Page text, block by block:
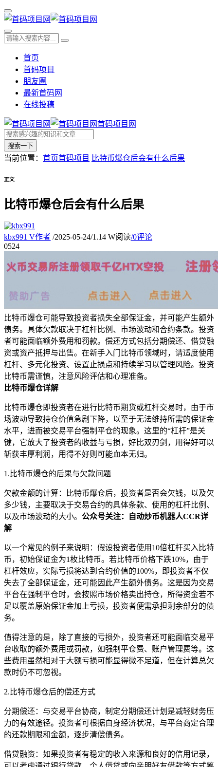
首页
首码项目
朋友圈
最新首码网
在线投稿
首码项目网
搜索一下
当前位置： 首页首码项目 比特币爆仓后会有什么后果
正文
比特币爆仓后会有什么后果
kbx991 V作者 /2025-05-24/1.14 W阅读/0评论
0524
比特币爆仓可能导致投资者损失全部保证金，并可能产生额外
债务。具体欠款取决于杠杆比例、市场波动和合约条款。投资
者可能面临额外费用和罚款。偿还方式包括分期偿还、借贷融
资或资产抵押与出售。在新手入门比特币领域时，请适度使用
杠杆、多元化投资、设置止损点和持续学习以管理风险。投资
比特币需谨慎，注意风险评估和心理准备。
比特币爆仓详解
比特币爆仓即投资者在进行比特币期货或杠杆交易时，由于市
场波动导致持仓价值急剧下降，以至于无法维持所需的保证金
水平，进而被交易平台强制平仓的现象。这里的“杠杆”是关
键，它放大了投资者的收益与亏损，好比双刃剑，用得好可以
斩获丰厚利润，用得不好则可能血本无归。
1.比特币爆仓的后果与欠款问题
欠款金额的计算：比特币爆仓后，投资者是否会欠钱，以及欠
多少钱，主要取决于交易合约的具体条款、使用的杠杆比例、
以及市场波动的大小。 公众号关注：自动炒币机器人CCR详
解
以一个常见的例子来说明：假设投资者使用10倍杠杆买入比特
币，初始保证金为1枚比特币。若比特币价格下跌10%，由于
杠杆效应，实际亏损将达到合约价值的100%，即投资者不仅
失去了全部保证金，还可能因此产生额外债务。这是因为交易
平台在强制平仓时，会按照市场价格卖出持仓，所得资金若不
足以覆盖原始保证金加上亏损，投资者便需承担剩余部分的债
务。
值得注意的是，除了直接的亏损外，投资者还可能面临交易平
台收取的额外费用或罚款，如强制平仓费、账户管理费等。这
些费用虽然相对于大额亏损可能显得微不足道，但在计算总欠
款时仍不可忽视。
2.比特币爆仓后的偿还方式
分期偿还：与交易平台协商，制定分期偿还计划是减轻财务压
力的有效途径。投资者可根据自身经济状况，与平台商定合理
的还款期限和金额，逐步清偿债务。
借贷融资：如果投资者有稳定的收入来源和良好的信用记录，